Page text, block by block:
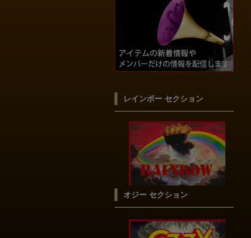
レインボー セクション
オジー セクション